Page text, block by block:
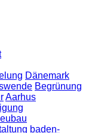
Dänemark
Begrünung
Aarhus
baden-